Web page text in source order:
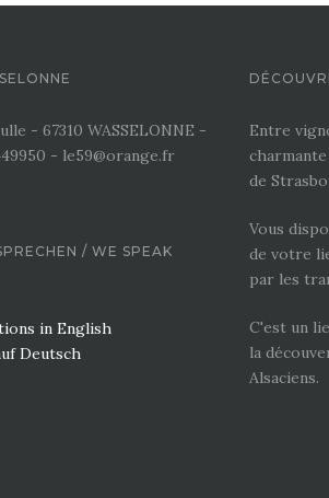
- 67310 WASSELONNE -
- le59@orange.fr
/ WE SPEAK
in English
Deutsch
Entre
de
Vous
de votre
par les
C'est un
la
Alsaciens.